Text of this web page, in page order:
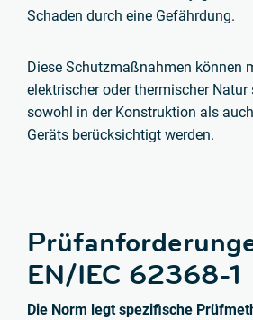
Schaden durch eine Gefährdung.
Diese Schutzmaßnahmen können
elektrischer oder thermischer Natur
sowohl in der Konstruktion als
Geräts berücksichtigt werden.
EN/IEC 62368-1
Die Norm legt spezifische